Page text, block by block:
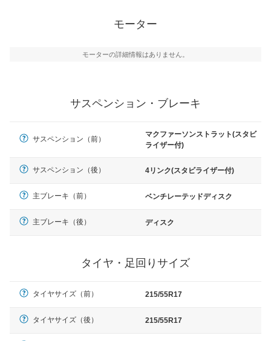
モーター
モーターの詳細情報はありません。
サスペンション・ブレーキ
サスペンション（前）
マクファーソンストラット(スタビ
ライザー付)
サスペンション（後） 4リンク(スタビライザー付)
主ブレーキ（前） ベンチレーテッドディスク
主ブレーキ（後） ディスク
タイヤ・足回りサイズ
タイヤサイズ（前） 215/55R17
タイヤサイズ（後） 215/55R17